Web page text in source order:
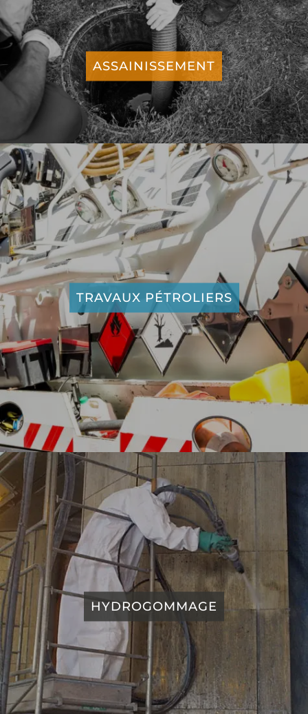
l’enlèvement, letraitement
et lavalorisationde tous
lesdéchets liquideset
solides.
DEMANDER UN DEVIS GRATUIT
ASSAINISSEMENT
ASSAINISSEMENT
TRAVAUX PÉTROLIERS
HYDROGOMMAGE